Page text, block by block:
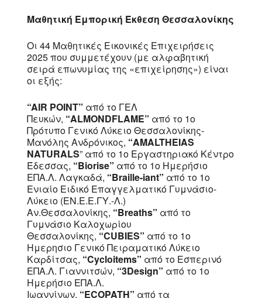
Μαθητική Εμπορική Έκθεση Θεσσαλονίκης
Οι 44 Μαθητικές Εικονικές Επιχειρήσεις
2025 που συμμετέχουν (με αλφαβητική
σειρά επωνυμίας της «επιχείρησης») είναι
οι εξής:
“AIR POINT” από το ΓΕΛ
Πευκών, “ALMONDFLAME” από το 1ο
Πρότυπο Γενικό Λύκειο Θεσσαλονίκης-
Μανόλης Ανδρόνικος, “AMALTHEIAS
NATURALS” από το 1ο Εργαστηριακό Κέντρο
Έδεσσας, “Biorise” από το 1ο Ημερήσιο
ΕΠΑ.Λ. Λαγκαδά, “Braille-iant” από το 1ο
Ενιαίο Ειδικό Επαγγελματικό Γυμνάσιο-
Λύκειο (ΕΝ.Ε.Ε.ΓΥ.-Λ.)
Αν.Θεσσαλονίκης, “Breaths” από το
Γυμνάσιο Καλοχωρίου
Θεσσαλονίκης, “CUBIES” από το 1ο
Ημερησιο Γενικό Πειραματικό Λύκειο
Καρδίτσας, “Cycloitems” από το Εσπερινό
ΕΠΑ.Λ. Γιαννιτσών, “3Design” από το 1ο
Ημερήσιο ΕΠΑ.Λ.
Ιωαννίνων, “ECOPATH” από τα